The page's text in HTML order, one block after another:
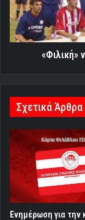
[Video]
«Φιλική»
Σχετικά Άρθρα
Ενημέρωση για την